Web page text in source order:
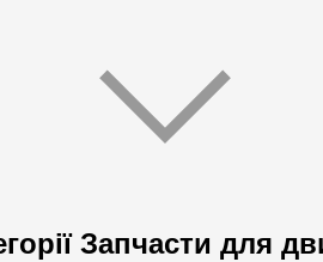
Запчасти для